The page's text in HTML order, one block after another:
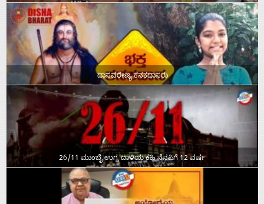
ದಾಸವರೇಣ್ಯ ಕನಕದಾಸರು
26/11 ಮುಂಬೈ ಉಗ್ರ ದಾಳಿಯ ಕಹಿ ನೆನಪಿಗೆ 12 ವರ್ಷ